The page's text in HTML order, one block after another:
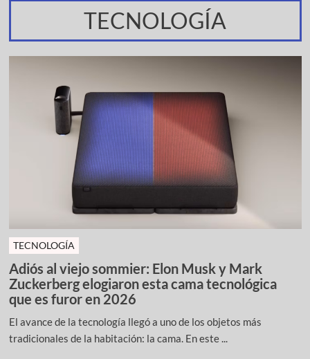
TECNOLOGÍA
TECNOLOGÍA
Adiós al viejo sommier: Elon Musk y Mark
Zuckerberg elogiaron esta cama tecnológica
que es furor en 2026
El avance de la tecnología llegó a uno de los objetos más
tradicionales de la habitación: la cama. En este ...